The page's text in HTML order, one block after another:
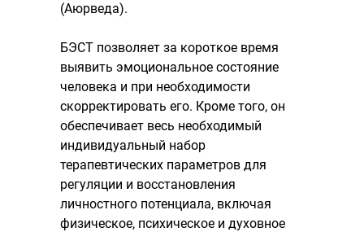
(Аюрведа).
БЭСТ позволяет за короткое время
выявить эмоциональное состояние
человека и при необходимости
скорректировать его. Кроме того, он
обеспечивает весь необходимый
индивидуальный набор
терапевтических параметров для
регуляции и восстановления
личностного потенциала, включая
физическое, психическое и духовное